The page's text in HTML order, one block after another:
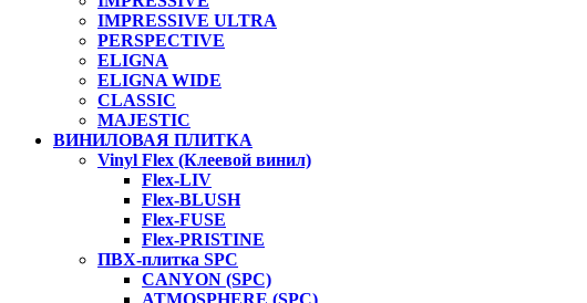
IMPRESSIVE ULTRA
PERSPECTIVE
ELIGNA
ELIGNA WIDE
CLASSIC
MAJESTIC
ВИНИЛОВАЯ ПЛИТКА
Vinyl Flex (Клеевой винил)
Flex-LIV
Flex-BLUSH
Flex-FUSE
Flex-PRISTINE
ПВХ-плитка SPC
CANYON (SPC)
ATMOSPHERE (SPC)